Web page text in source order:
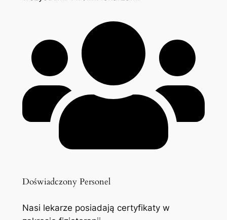
Doświadczony Personel
Nasi lekarze posiadają certyfikaty w